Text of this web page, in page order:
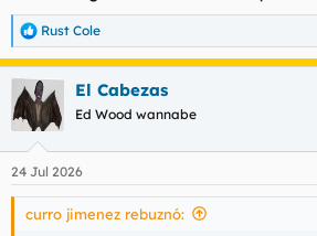
R
e
c
c
e
s
Rust Cole
El Cabezas
Ed Wood wannabe
24 Jul 2026
curro jimenez rebuznó: